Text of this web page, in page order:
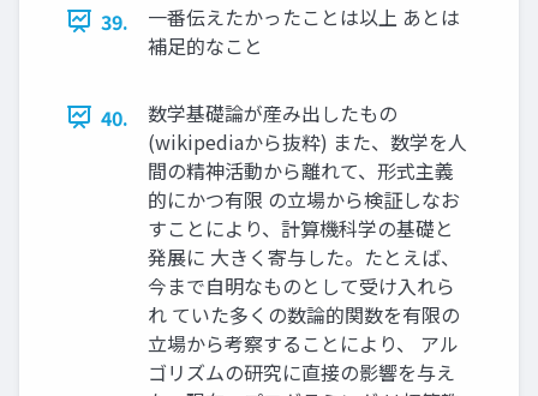
39.
一番伝えたかったことは以上 あとは
補足的なこと
40.
数学基礎論が産み出したもの
(wikipediaから抜粋) また、数学を人
間の精神活動から離れて、形式主義
的にかつ有限 の立場から検証しなお
すことにより、計算機科学の基礎と
発展に 大きく寄与した。たとえば、
今まで自明なものとして受け入れら
れ ていた多くの数論的関数を有限の
立場から考察することにより、 アル
ゴリズムの研究に直接の影響を与え